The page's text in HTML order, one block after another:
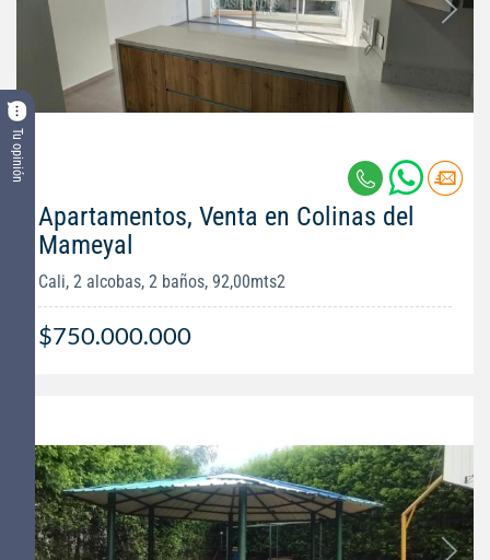
Tu opinión
Apartamentos, Venta en Colinas del
Mameyal
Cali, 2 alcobas, 2 baños, 92,00mts2
$750.000.000